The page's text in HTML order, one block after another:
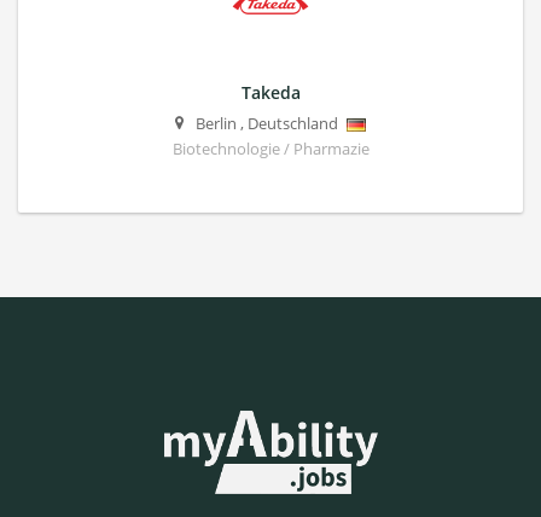
Takeda
Berlin , Deutschland
Biotechnologie / Pharmazie